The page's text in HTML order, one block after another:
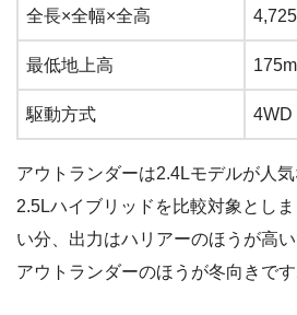
全長×全幅×全高
最低地上高
駆動方式 4WD
アウトランダーは2.4Lモデルが人
2.5Lハイブリッドを比較対象とし
い分、出力はハリアーのほうが高
アウトランダーのほうが冬向きです